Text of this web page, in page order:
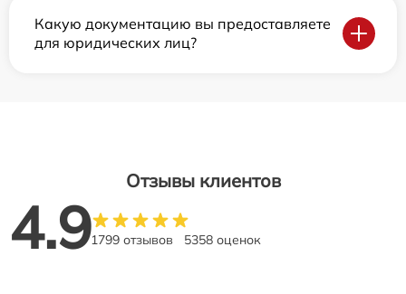
Какую документацию вы предоставляете
для юридических лиц?
Отзывы клиентов
4.91799 отзывов 5358 оценок